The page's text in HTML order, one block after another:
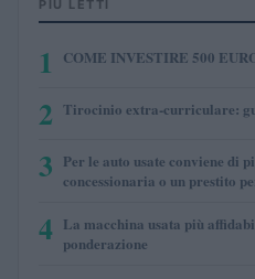
PIÙ LETTI
1 COME INVESTIRE 500
2 Tirocinio extra-curriculare:
3 Per le auto usate conviene di
concessionaria o un prestito
4 La macchina usata più
ponderazione